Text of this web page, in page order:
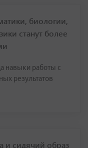
биологии,
станут более
навыки работы с
результатов
и сидячий образ